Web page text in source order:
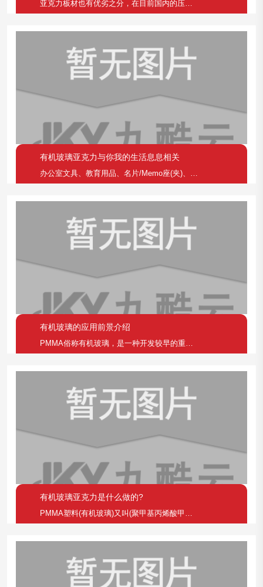
亚克力板材也有优劣之分，在目前国内的压克国板材市场
有机玻璃亚克力与你我的生活息息相关
办公室文具、教育用品、名片/Memo座(夹)、笔筒
有机玻璃的应用前景介绍
PMMA俗称有机玻璃，是一种开发较早的重要热塑性塑
有机玻璃亚克力是什么做的?
PMMA塑料(有机玻璃)又叫(聚甲基丙烯酸甲脂)，